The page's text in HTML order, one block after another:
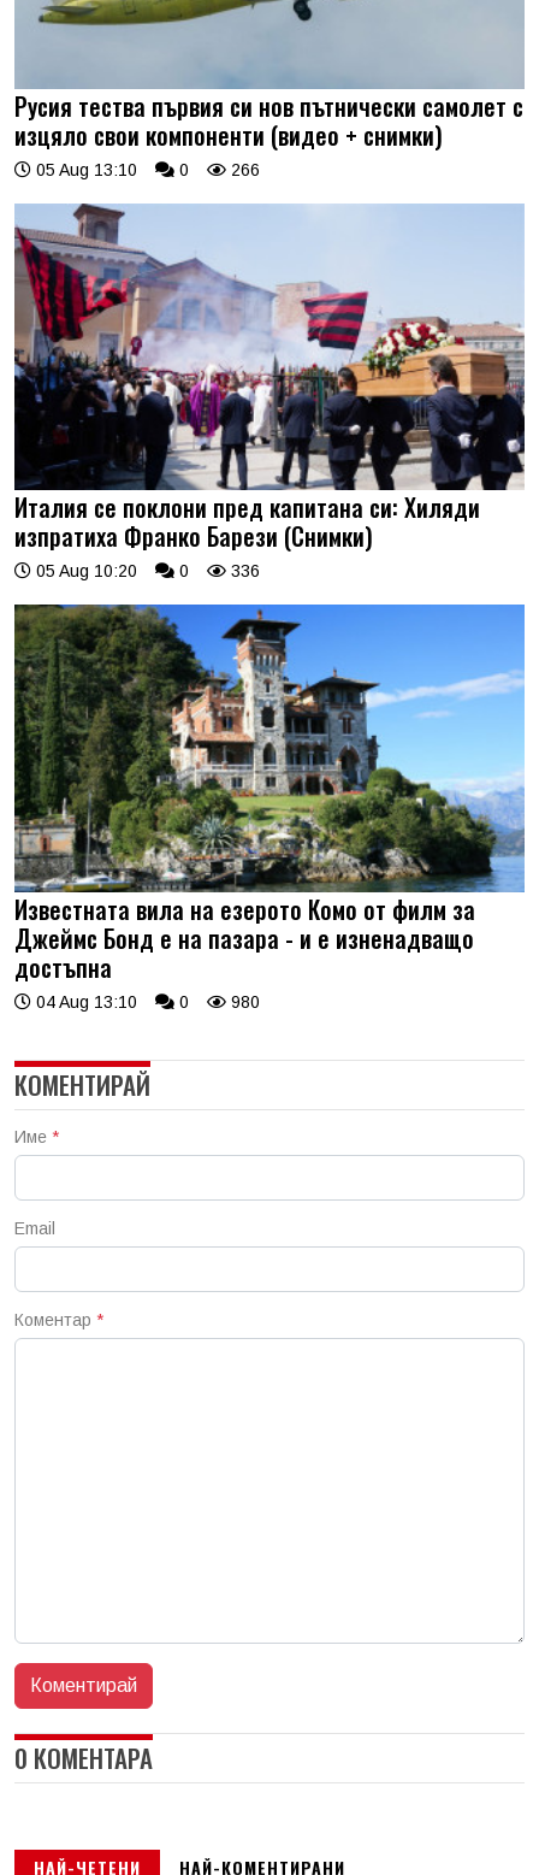
Русия тества първия си нов пътнически самолет с
изцяло свои компоненти (видео + снимки)
05 Aug 13:10 0 266
Италия се поклони пред капитана си: Хиляди
изпратиха Франко Барези (Снимки)
05 Aug 10:20 0 336
Известната вила на езерото Комо от филм за
Джеймс Бонд е на пазара - и е изненадващо
достъпна
04 Aug 13:10 0 980
КОМЕНТИРАЙ
Име *
Email
Коментар *
0 КОМЕНТАРА
НАЙ-ЧЕТЕНИ НАЙ-КОМЕНТИРАНИ